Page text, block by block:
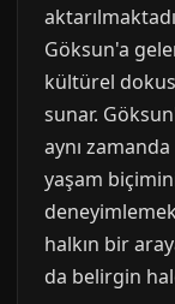
Göksun'a
kültürel
sunar.
aynı
yaşam
halkın bir
da belirgin